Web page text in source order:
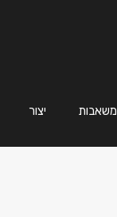
משאבות יצור